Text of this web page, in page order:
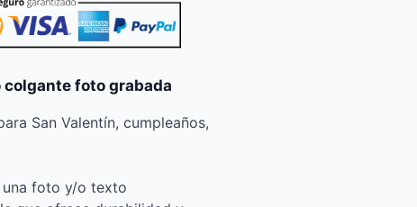
foto grabada
San Valentín, cumpleaños,
una foto y/o texto